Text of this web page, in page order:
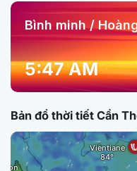
Bình minh /
5:47 AM
Bản đồ thời tiết Cần